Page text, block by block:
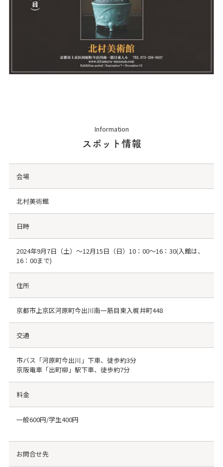
Information
スポット情報
会場
北村美術館
日時
2024年9月7日（土）～12月15日（日）10：00～16：30(入館は、
16：00まで)
住所
京都市上京区河原町今出川南一筋目東入梶井町448
交通
市バス「河原町今出川」下車、徒歩約3分
京阪電車「出町柳」駅下車、徒歩約7分
料金
一般600円/学生400円
お問合せ先